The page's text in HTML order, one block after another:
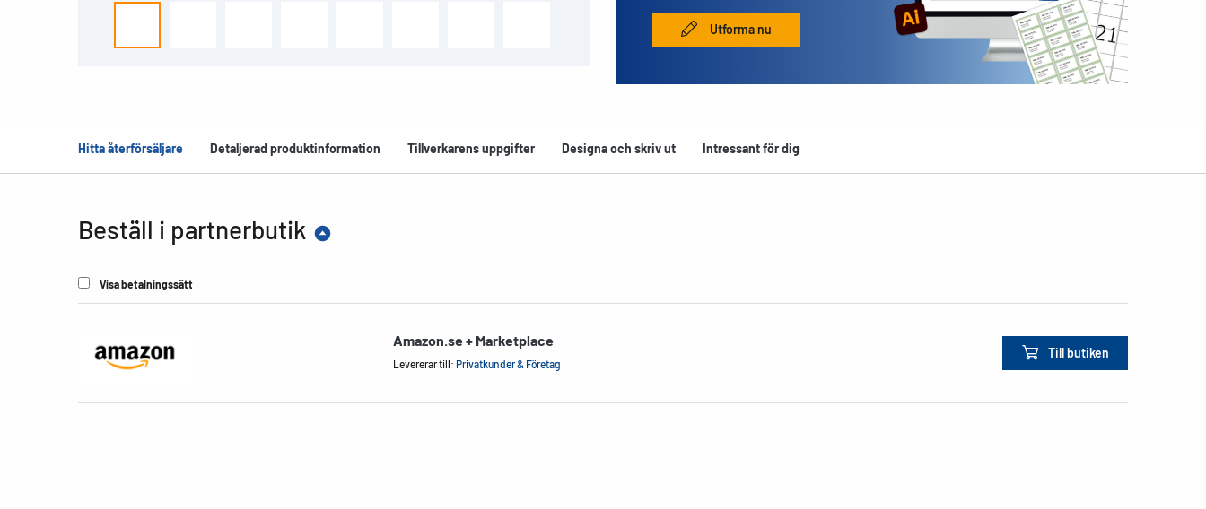
Utforma nu
Hitta återförsäljare Detaljerad produktinformation Tillverkarens uppgifter Designa och skriv ut Intressant för dig
Beställ i partnerbutik
Visa betalningssätt
Amazon.se + Marketplace
Levererar till: Privatkunder & Företag
Till butiken